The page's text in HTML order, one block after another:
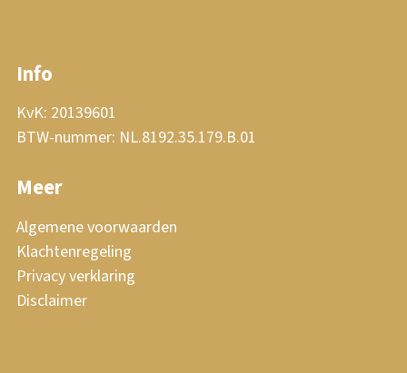
Info
KvK: 20139601
BTW-nummer: NL.8192.35.179.B.01
Meer
Algemene voorwaarden
Klachtenregeling
Privacy verklaring
Disclaimer